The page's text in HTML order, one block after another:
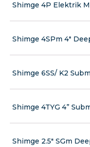
Shimge 4P Elektrik
Shimge 4SPm 4"
Shimge 6SS/ K2
Shimge 4TYG 4”
Shimge 2.5" SGm